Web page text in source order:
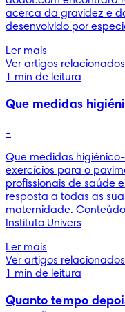
acerca da gravidez e
desenvolvido por
Ler mais
Ver artigos relacionados
1 min de leitura
Que medidas
-
Que medidas
exercícios para o
profissionais de saúde
resposta a todas as
maternidade.
Instituto Univers
Ler mais
Ver artigos relacionados
1 min de leitura
Quanto tempo